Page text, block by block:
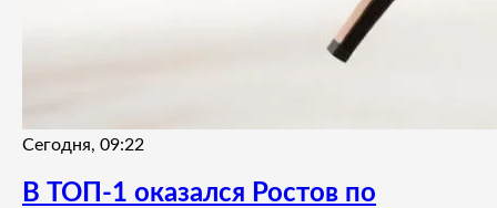
Сегодня, 09:22
В ТОП-1 оказался Ростов по